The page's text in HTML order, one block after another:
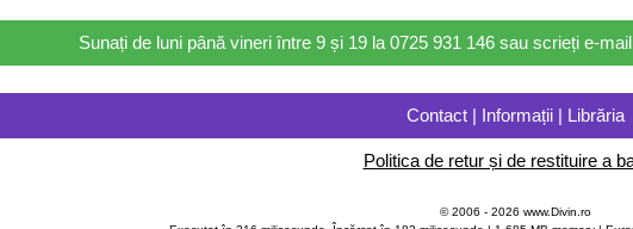
Sunați de luni până vineri între 9 și 19 la 0725 931 146 sau scrieți e-
Contact | Informații | Librăria
Politica de retur și de restituire a
© 2006 - 2026 www.Divin.ro